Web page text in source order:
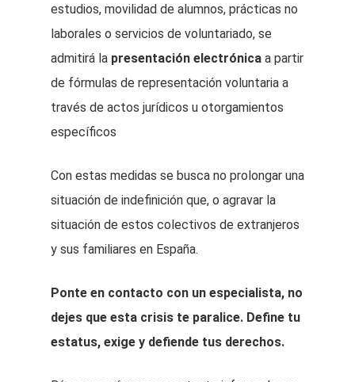
estudios, movilidad de alumnos, prácticas no
laborales o servicios de voluntariado, se
admitirá la presentación electrónica a partir
de fórmulas de representación voluntaria a
través de actos jurídicos u otorgamientos
específicos
Con estas medidas se busca no prolongar una
situación de indefinición que, o agravar la
situación de estos colectivos de extranjeros
y sus familiares en España.
Ponte en contacto con un especialista, no
dejes que esta crisis te paralice. Define tu
estatus, exige y defiende tus derechos.